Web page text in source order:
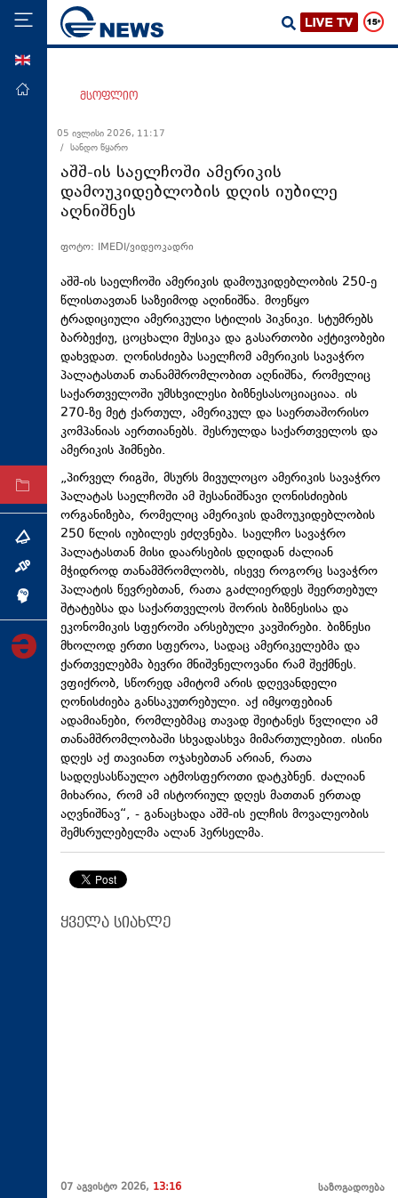
მთავარი
ეკონომიკა
მსოფლიო
ჯანდაცვა
თავდაცვა
რეგიონი
კულტურა
ტექნოლოგიები
ტაბლოიდი
არქივი
თემა
ინტერვიუ
ინქვიზიცია
მსოფლიო
05 ივლისი 2026, 11:17
/ სანდო წყარო
აშშ-ის საელჩოში ამერიკის
დამოუკიდებლობის დღის იუბილე
აღნიშნეს
ფოტო: IMEDI/ვიდეოკადრი
აშშ-ის საელჩოში ამერიკის დამოუკიდებლობის 250-ე
წლისთავთან საზეიმოდ აღინიშნა. მოეწყო
ტრადიციული ამერიკული სტილის პიკნიკი. სტუმრებს
ბარბექიუ, ცოცხალი მუსიკა და გასართობი აქტივობები
დახვდათ. ღონისძიება საელჩომ ამერიკის სავაჭრო
პალატასთან თანამშრომლობით აღნიშნა, რომელიც
საქართველოში უმსხვილესი ბიზნესასოციაციაა. ის
270-ზე მეტ ქართულ, ამერიკულ და საერთაშორისო
კომპანიას აერთიანებს. შესრულდა საქართველოს და
ამერიკის ჰიმნები.
„პირველ რიგში, მსურს მივულოცო ამერიკის სავაჭრო
პალატას საელჩოში ამ შესანიშნავი ღონისძიების
ორგანიზება, რომელიც ამერიკის დამოუკიდებლობის
250 წლის იუბილეს ეძღვნება. საელჩო სავაჭრო
პალატასთან მისი დაარსების დღიდან ძალიან
მჭიდროდ თანამშრომლობს, ისევე როგორც სავაჭრო
პალატის წევრებთან, რათა გაძლიერდეს შეერთებულ
შტატებსა და საქართველოს შორის ბიზნესისა და
ეკონომიკის სფეროში არსებული კავშირები. ბიზნესი
მხოლოდ ერთი სფეროა, სადაც ამერიკელებმა და
ქართველებმა ბევრი მნიშვნელოვანი რამ შექმნეს.
ვფიქრობ, სწორედ ამიტომ არის დღევანდელი
ღონისძიება განსაკუთრებული. აქ იმყოფებიან
ადამიანები, რომლებმაც თავად შეიტანეს წვლილი ამ
თანამშრომლობაში სხვადასხვა მიმართულებით. ისინი
დღეს აქ თავიანთ ოჯახებთან არიან, რათა
სადღესასწაულო ატმოსფეროთი დატკბნენ. ძალიან
მიხარია, რომ ამ ისტორიულ დღეს მათთან ერთად
აღვნიშნავ“, - განაცხადა აშშ-ის ელჩის მოვალეობის
შემსრულებელმა ალან პერსელმა.
ყველა სიახლე
07 აგვისტო 2026, 13:16 საზოგადოება